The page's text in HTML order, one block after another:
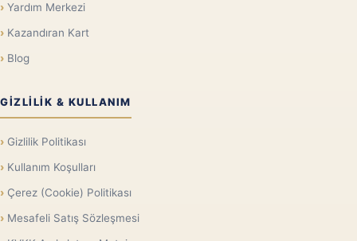
Yardım Merkezi
Kazandıran Kart
Blog
GIZLILIK & KULLANIM
Gizlilik Politikası
Kullanım Koşulları
Çerez (Cookie) Politikası
Mesafeli Satış Sözleşmesi